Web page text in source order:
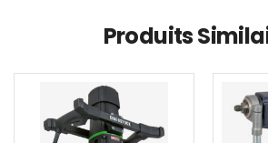
Produits